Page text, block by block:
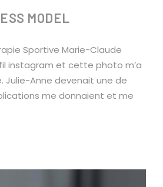
MODEL
Sportive Marie-Claude
instagram et cette photo m’a
Julie-Anne devenait une de
me donnaient et me